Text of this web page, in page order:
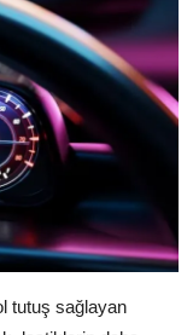
tutuş sağlayan